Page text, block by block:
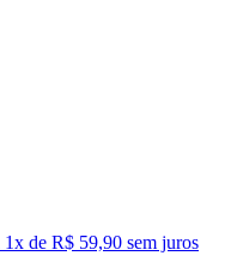
1x de R$ 59,90 sem juros